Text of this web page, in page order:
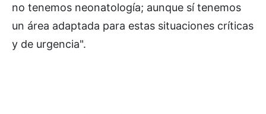
no tenemos neonatología; aunque sí tenemos
un área adaptada para estas situaciones críticas
y de urgencia".